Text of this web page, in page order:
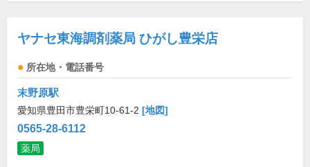
ヤナセ東海調剤薬局 ひがし豊栄店
所在地・電話番号
末野原駅
愛知県豊田市豊栄町10-61-2 [地図]
0565-28-6112
薬局